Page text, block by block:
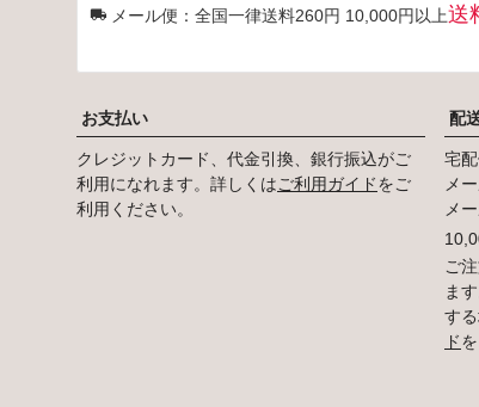
メール便：全国一律送料260円 10,000円以上送
お支払い
クレジットカード、代金引換、銀行振込がご
利用になれます。詳しくはご利用ガイドをご
利用ください。
配
宅
メ
メ
ご
ま
す
ド